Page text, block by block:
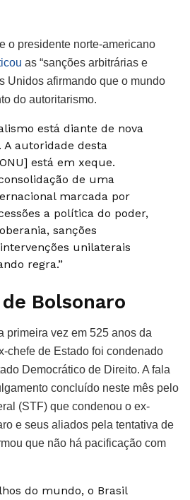
o presidente norte-americano
as “sanções arbitrárias e
Unidos afirmando que o mundo
do autoritarismo.
está diante de nova
autoridade desta
está em xeque.
de uma
marcada por
a política do poder,
sanções
unilaterais
regra.”
Bolsonaro
primeira vez em 525 anos da
chefe de Estado foi condenado
Democrático de Direito. A fala
concluído neste mês pelo
(STF) que condenou o ex-
e seus aliados pela tentativa de
que não há pacificação com
do mundo, o Brasil